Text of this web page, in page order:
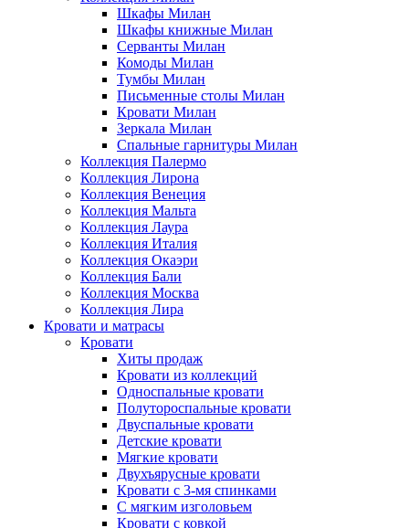
Шкафы Милан
Шкафы книжные Милан
Серванты Милан
Комоды Милан
Тумбы Милан
Письменные столы Милан
Кровати Милан
Зеркала Милан
Спальные гарнитуры Милан
Коллекция Палермо
Коллекция Лирона
Коллекция Венеция
Коллекция Мальта
Коллекция Лаура
Коллекция Италия
Коллекция Окаэри
Коллекция Бали
Коллекция Москва
Коллекция Лира
Кровати и матрасы
Кровати
Хиты продаж
Кровати из коллекций
Односпальные кровати
Полутороспальные кровати
Двуспальные кровати
Детские кровати
Мягкие кровати
Двухъярусные кровати
Кровати с 3-мя спинками
С мягким изголовьем
Кровати с ковкой